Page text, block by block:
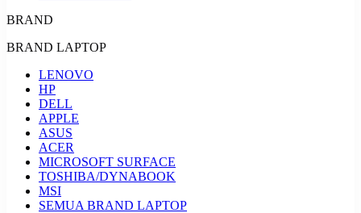
BRAND
BRAND LAPTOP
LENOVO
HP
DELL
APPLE
ASUS
ACER
MICROSOFT SURFACE
TOSHIBA/DYNABOOK
MSI
SEMUA BRAND LAPTOP